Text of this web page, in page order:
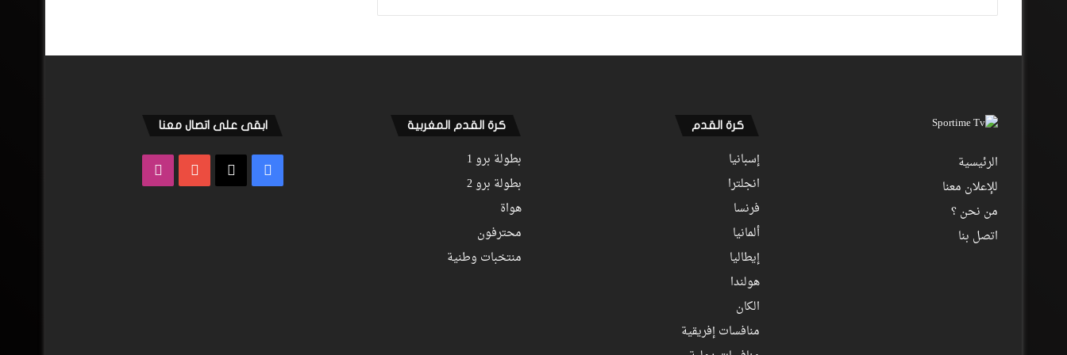
الرئيسية
للإعلان معنا
من نحن ؟
اتصل بنا
كرة القدم
إسبانيا
انجلترا
فرنسا
ألمانيا
إيطاليا
هولندا
الكان
منافسات إفريقية
كرة القدم المغربية
بطولة برو 1
بطولة برو 2
هواة
محترفون
منتخبات وطنية
ابقى على اتصال معنا
فيسبوك ‫YouTube